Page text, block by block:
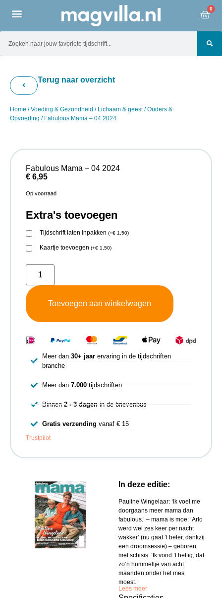
0
Terug naar overzicht
Home /Voeding & Gezondheid / Lichaam & geest/Ouders &
Opvoeding / Fabulous Mama – 04 2024
In deze editie:
Pauline Wingelaar: ‘Ik voel me
doorgaans meer mama dan
fabulous.’ – mama is moe: ‘Arlo
werd wel zes keer per nacht
wakker’ (nu gaat ’t beter, dankzij
een droomsessie) – geboren
met schisis: ‘Ik vond ’t heftig, dat
zo’n hummeltje van acht
maanden onder het mes
moest.’
Lees meer
Fabulous Mama – 04 2024
€ 6,95
Op voorraad
Extra's toevoegen
Tijdschrift laten inpakken (+€ 1,50)
Kaartje toevoegen (+€ 1,50)
Toevoegen aan winkelwagen
Meer dan 30+ jaarervaring in de tijdschriften
branche
Meer dan 7.000tijdschriften
Binnen 2 - 3 dagenin de brievenbus
Gratis verzending vanaf € 15
Trustpilot